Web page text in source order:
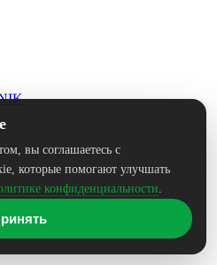
вы соглашаетесь с
которые помогают улучшать
конфиденциальности.